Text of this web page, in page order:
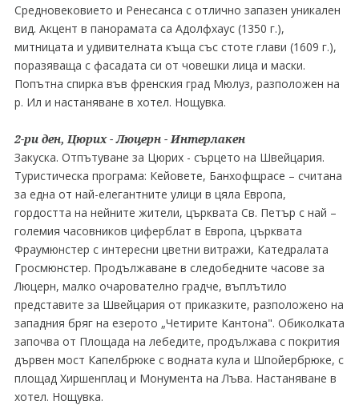
Средновековието и Ренесанса с отлично запазен уникален
вид. Акцент в панорамата са Адолфхаус (1350 г.),
митницата и удивителната къща със стоте глави (1609 г.),
поразяваща с фасадата си от човешки лица и маски.
Попътна спирка във френския град Мюлуз, разположен на
р. Ил и настаняване в хотел. Нощувка.
2-ри ден, Цюрих - Люцерн - Интерлакен
Закуска. Отпътуване за Цюрих - сърцето на Швейцария.
Туристическа програма: Кейовете, Банхофщрасе – считана
за една от най-елегантните улици в цяла Европа,
гордостта на нейните жители, църквата Св. Петър с най –
големия часовников циферблат в Европа, църквата
Фраумюнстер с интересни цветни витражи, Катедралата
Гросмюнстер. Продължаване в следобeдните часове за
Люцерн, малко очарователно градче, въплътило
представите за Швейцария от приказките, разположено на
западния бряг на езерото „Четирите Кантона". Обиколката
започва от Площада на лебедите, продължава с покрития
дървен мост Капелбрюке с водната кула и Шпойербрюке, с
площад Хиршенплац и Монумента на Лъва. Настаняване в
хотел. Нощувка.